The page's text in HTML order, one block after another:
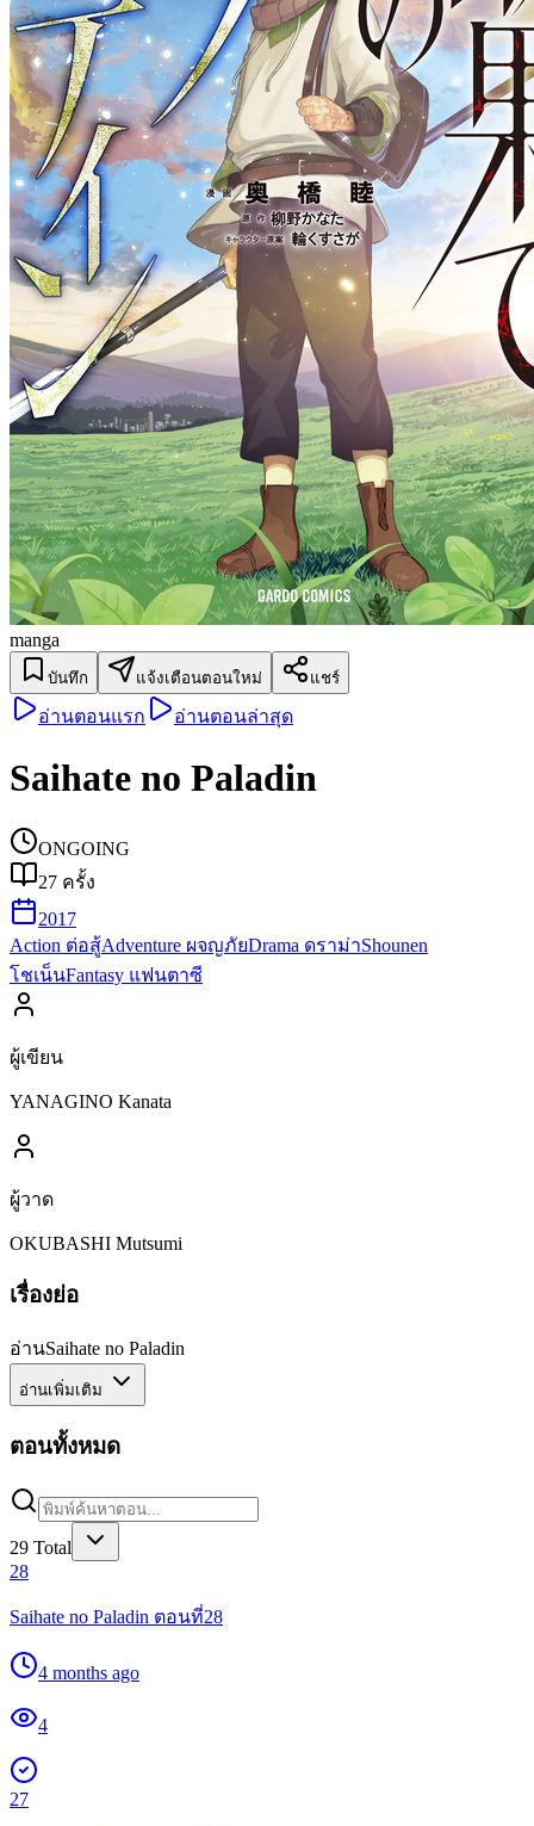
manga
บันทึก แจ้งเตือนตอนใหม่ แชร์
อ่านตอนแรก อ่านตอนล่าสุด
Saihate no Paladin
ONGOING
27 ครั้ง
2017
Action ต่อสู้Adventure ผจญภัยDrama ดราม่าShounen
โชเน็นFantasy แฟนตาซี
ผู้เขียน
YANAGINO Kanata
ผู้วาด
OKUBASHI Mutsumi
เรื่องย่อ
อ่านSaihate no Paladin
อ่านเพิ่มเติม
ตอนทั้งหมด
29 Total
28
Saihate no Paladin ตอนที่28
4 months ago
4
27